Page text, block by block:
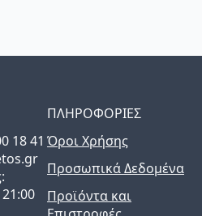
18 41
ΠΛΗΡΟΦΟΡΙΕΣ
Όροι Χρήσης
Προσωπικά Δεδομένα
Προϊόντα και